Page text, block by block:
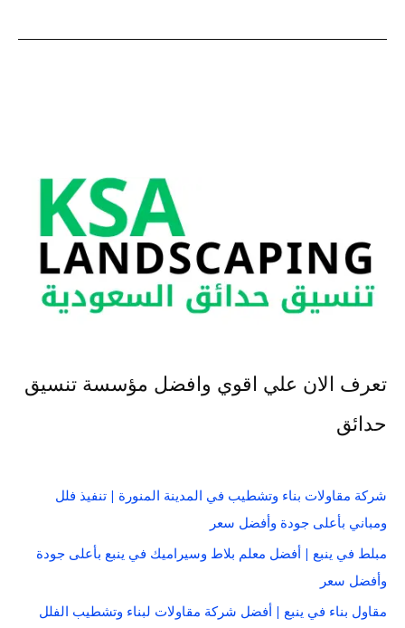
تعرف الان علي اقوي وافضل مؤسسة تنسيق
حدائق
شركة مقاولات بناء وتشطيب في المدينة المنورة | تنفيذ فلل
ومباني بأعلى جودة وأفضل سعر
مبلط في ينبع | أفضل معلم بلاط وسيراميك في ينبع بأعلى جودة
وأفضل سعر
مقاول بناء في ينبع | أفضل شركة مقاولات لبناء وتشطيب الفلل